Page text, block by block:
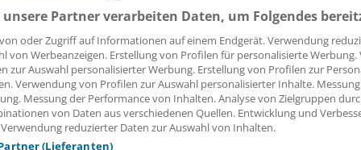
vergessen?
Problem beim Login?
ist mit wenigen Klicks erledigt und kostenlos.
des kostenlosen Login:
Analysen, Hintergründe und Infografiken
Interviews und Praxis-Tipps
Partner verarbeiten Daten, um Folgendes
oder Zugriff auf Informationen auf einem Endgerät. Verwendung
von Werbeanzeigen. Erstellung von Profilen für personalisierte
zur Auswahl personalisierter Werbung. Erstellung von Profilen zur
Verwendung von Profilen zur Auswahl personalisierter Inhalte.
Messung der Performance von Inhalten. Analyse von Zielgruppen
von Daten aus verschiedenen Quellen. Entwicklung und
reduzierter Daten zur Auswahl von Inhalten.
(Lieferanten)